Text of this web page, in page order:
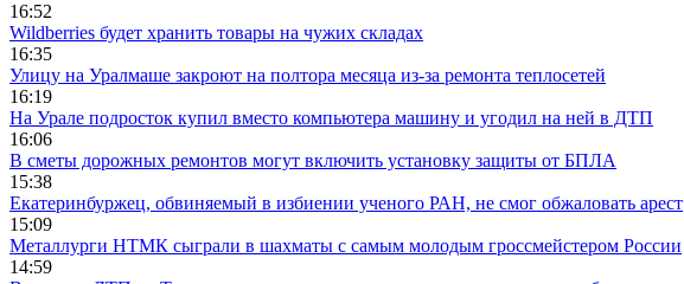
16:52
Wildberries будет хранить товары на чужих складах
16:35
Улицу на Уралмаше закроют на полтора месяца из-за ремонта теплосетей
16:19
На Урале подросток купил вместо компьютера машину и угодил на ней в ДТП
16:06
В сметы дорожных ремонтов могут включить установку защиты от БПЛА
15:38
Екатеринбуржец, обвиняемый в избиении ученого РАН, не смог обжаловать арест
15:09
Металлурги НТМК сыграли в шахматы с самым молодым гроссмейстером России
14:59